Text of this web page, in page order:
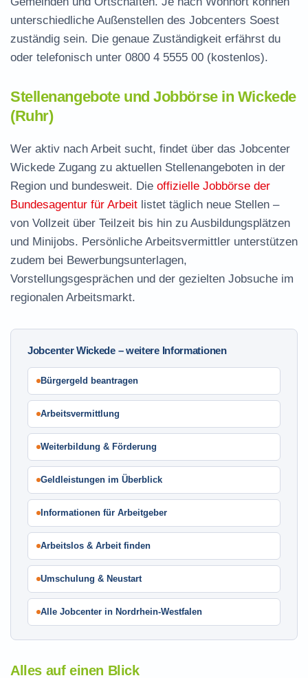
unterschiedliche Außenstellen des Jobcenters Soest
zuständig sein. Die genaue Zuständigkeit erfährst du
oder telefonisch unter 0800 4 5555 00 (kostenlos).
Stellenangebote und Jobbörse in Wickede
(Ruhr)
Wer aktiv nach Arbeit sucht, findet über das Jobcenter
Wickede Zugang zu aktuellen Stellenangeboten in der
Region und bundesweit. Die offizielle Jobbörse der
Bundesagentur für Arbeit listet täglich neue Stellen –
von Vollzeit über Teilzeit bis hin zu Ausbildungsplätzen
und Minijobs. Persönliche Arbeitsvermittler unterstützen
zudem bei Bewerbungsunterlagen,
Vorstellungsgesprächen und der gezielten Jobsuche im
regionalen Arbeitsmarkt.
Jobcenter Wickede – weitere Informationen
Bürgergeld beantragen
Arbeitsvermittlung
Weiterbildung & Förderung
Geldleistungen im Überblick
Informationen für Arbeitgeber
Arbeitslos & Arbeit finden
Umschulung & Neustart
Alle Jobcenter in Nordrhein-Westfalen
Alles auf einen Blick